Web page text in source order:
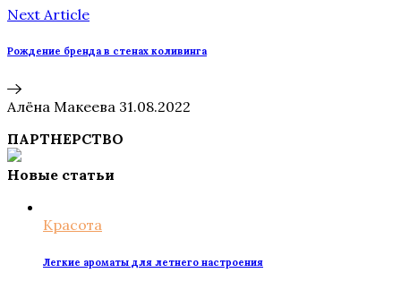
Next Article
Рождение бренда в стенах коливинга
Алёна Макеева 31.08.2022
ПАРТНЕРСТВО
Новые статьи
Красота
Легкие ароматы для летнего настроения